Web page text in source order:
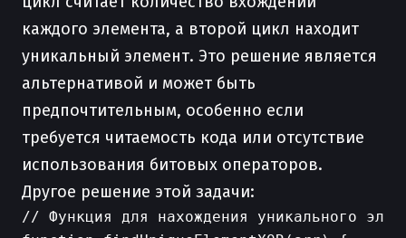
каждого элемента, а второй цикл находит
уникальный элемент. Это решение является
альтернативой и может быть
предпочтительным, особенно если
требуется читаемость кода или отсутствие
использования битовых операторов.
Другое решение этой задачи:
// Функция для нахождения уникального